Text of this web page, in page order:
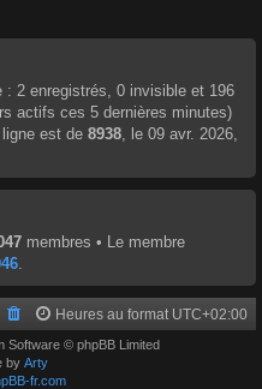
: 2 enregistrés, 0 invisible et 196
actifs ces 5 dernières minutes)
ligne est de 8938, le 09 avr. 2026,
membres • Le membre
.
Heures au format UTC+02:00
Software © phpBB Limited
by Arty
fr.com